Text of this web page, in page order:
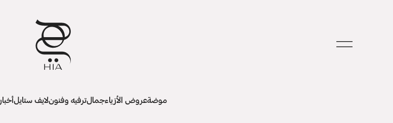
موضةعروض الأزياءجمالترفيه وفنونلايف ستايلأخبار